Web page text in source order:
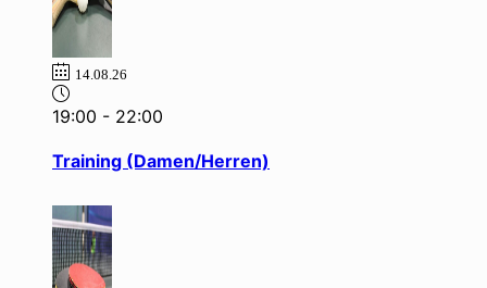
14.08.26
19:00 - 22:00
Training (Damen/Herren)